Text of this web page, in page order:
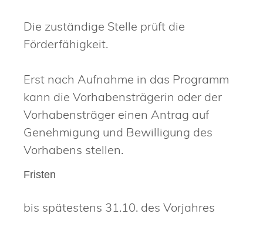
Die zuständige Stelle prüft die
Förderfähigkeit.
Erst nach Aufnahme in das Programm
kann die Vorhabensträgerin oder der
Vorhabensträger einen Antrag auf
Genehmigung und Bewilligung des
Vorhabens stellen.
Fristen
bis spätestens 31.10. des Vorjahres